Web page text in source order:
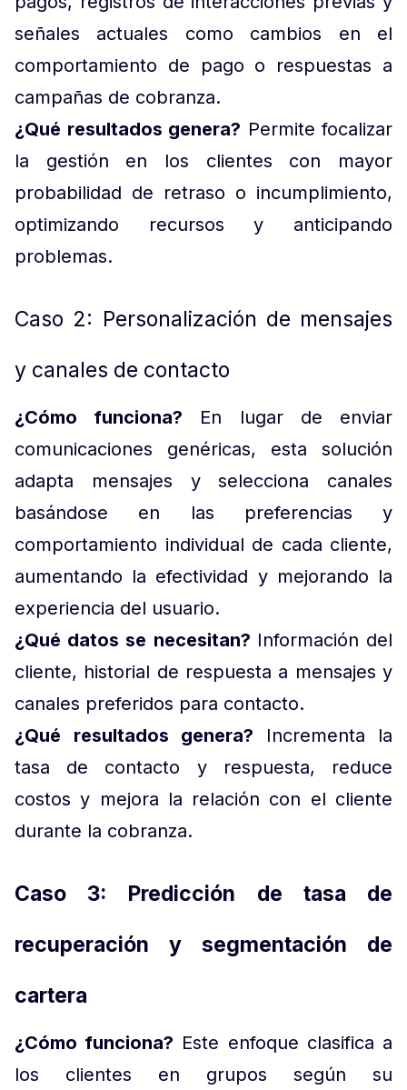
señales actuales como cambios en el
comportamiento de pago o respuestas a
campañas de cobranza.
¿Qué resultados genera? Permite focalizar
la gestión en los clientes con mayor
probabilidad de retraso o incumplimiento,
optimizando recursos y anticipando
problemas.
Caso 2: Personalización de mensajes
y canales de contacto
¿Cómo funciona? En lugar de enviar
comunicaciones genéricas, esta solución
adapta mensajes y selecciona canales
basándose en las preferencias y
comportamiento individual de cada cliente,
aumentando la efectividad y mejorando la
experiencia del usuario.
¿Qué datos se necesitan? Información del
cliente, historial de respuesta a mensajes y
canales preferidos para contacto.
¿Qué resultados genera?
Incrementa la
tasa de contacto y respuesta, reduce
costos y mejora la relación con el cliente
durante la cobranza.
Caso 3: Predicción de tasa de
recuperación y segmentación de
cartera
¿Cómo funciona? Este enfoque clasifica a
los clientes en grupos según su